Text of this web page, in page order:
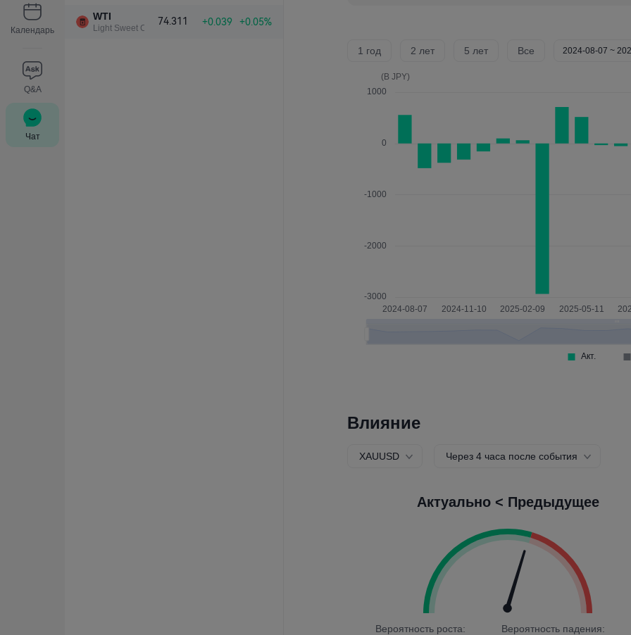
Календарь
Q&A
Чат
WTI
Light Sweet Crude Oil
74.311 +0.039 +0.05%
1 год 2 лет 5 лет Все
Влияние
XAUUSD Через 4 часа после события
Актуально < Предыдущее
Вероятность роста:
Вероятность падения: